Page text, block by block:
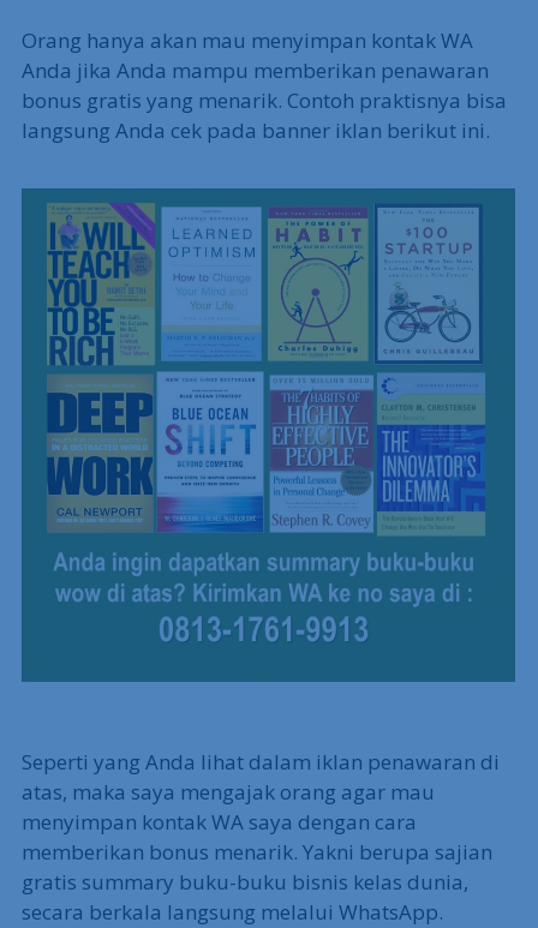
Orang hanya akan mau menyimpan kontak WA
Anda jika Anda mampu memberikan penawaran
bonus gratis yang menarik. Contoh praktisnya bisa
langsung Anda cek pada banner iklan berikut ini.
Seperti yang Anda lihat dalam iklan penawaran di
atas, maka saya mengajak orang agar mau
menyimpan kontak WA saya dengan cara
memberikan bonus menarik. Yakni berupa sajian
gratis summary buku-buku bisnis kelas dunia,
secara berkala langsung melalui WhatsApp.